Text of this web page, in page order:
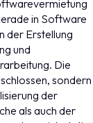
in Software
der Erstellung
und
Die
sondern
der
als auch der